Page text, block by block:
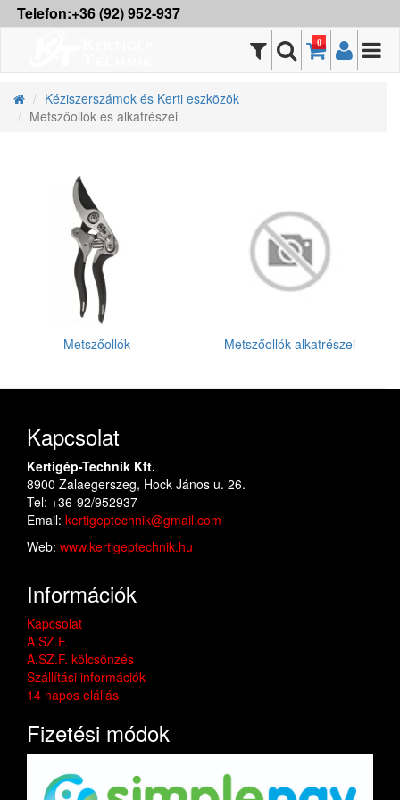
Telefon:+36 (92) 952-937
0
Kéziszerszámok és Kerti eszközök
Metszőollók és alkatrészei
Metszőollók Metszőollók alkatrészei
Kapcsolat
Kertigép-Technik Kft.
8900 Zalaegerszeg, Hock János u. 26.
Tel: +36-92/952937
Email: kertigeptechnik@gmail.com
Web: www.kertigeptechnik.hu
Információk
Kapcsolat
A.SZ.F.
A.SZ.F. kölcsönzés
Szállítási információk
14 napos elállás
Fizetési módok